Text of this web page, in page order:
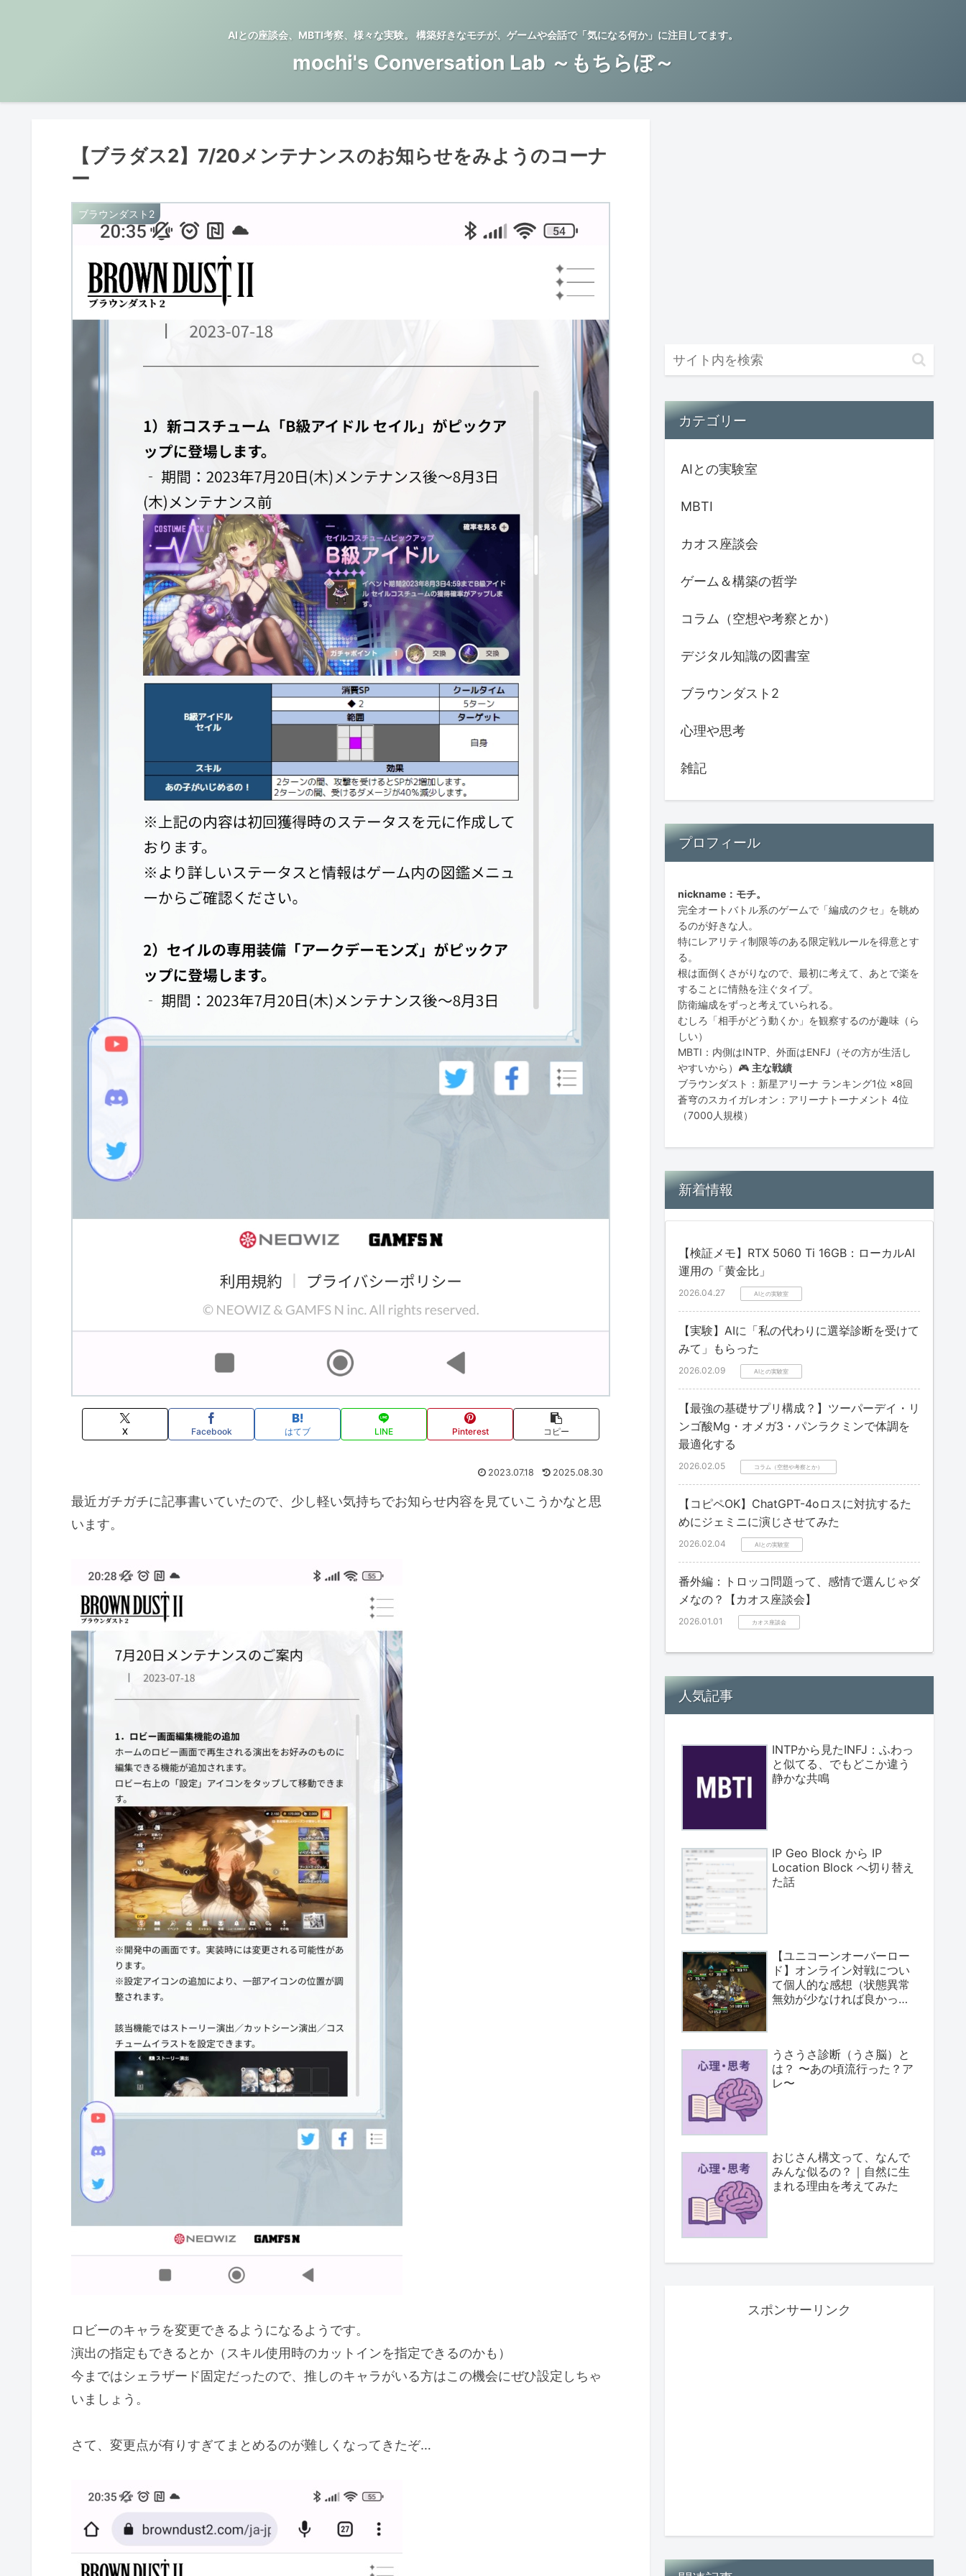
AIとの座談会、MBTI考察、様々な実験。 構築好きなモチが、ゲームや会話で「気になる何か」に注目してます。
mochi's Conversation Lab ～もちらぼ～
【ブラダス2】7/20メンテナンスのお知らせをみようのコーナ
ー
ブラウンダスト2
X Facebook はてブ LINE Pinterest コピー
2023.07.18 2025.08.30
最近ガチガチに記事書いていたので、少し軽い気持ちでお知らせ内容を見ていこうかなと思
います。
ロビーのキャラを変更できるようになるようです。
演出の指定もできるとか（スキル使用時のカットインを指定できるのかも）
今まではシェラザード固定だったので、推しのキャラがいる方はこの機会にぜひ設定しちゃ
いましょう。
さて、変更点が有りすぎてまとめるのが難しくなってきたぞ…
カテゴリー
AIとの実験室
MBTI
カオス座談会
ゲーム＆構築の哲学
コラム（空想や考察とか）
デジタル知識の図書室
ブラウンダスト2
心理や思考
雑記
プロフィール
nickname：モチ。
完全オートバトル系のゲームで「編成のクセ」を眺め
るのが好きな人。
特にレアリティ制限等のある限定戦ルールを得意とす
る。
根は面倒くさがりなので、最初に考えて、あとで楽を
することに情熱を注ぐタイプ。
防衛編成をずっと考えていられる。
むしろ「相手がどう動くか」を観察するのが趣味（ら
しい）
MBTI：内側はINTP、外面はENFJ（その方が生活し
やすいから）🎮 主な戦績
ブラウンダスト：新星アリーナ ランキング1位 ×8回
蒼穹のスカイガレオン：アリーナトーナメント 4位
（7000人規模）
新着情報
【検証メモ】RTX 5060 Ti 16GB：ローカルAI
運用の「黄金比」
2026.04.27 AIとの実験室
【実験】AIに「私の代わりに選挙診断を受けて
みて」もらった
2026.02.09 AIとの実験室
【最強の基礎サプリ構成？】ツーパーデイ・リ
ンゴ酸Mg・オメガ3・パンラクミンで体調を
最適化する
2026.02.05 コラム（空想や考察とか）
【コピペOK】ChatGPT-4oロスに対抗するた
めにジェミニに演じさせてみた
2026.02.04 AIとの実験室
番外編：トロッコ問題って、感情で選んじゃダ
メなの？【カオス座談会】
2026.01.01 カオス座談会
人気記事
INTPから見たINFJ：ふわっ
と似てる、でもどこか違う
静かな共鳴
IP Geo Block から IP
Location Block へ切り替え
た話
【ユニコーンオーバーロー
ド】オンライン対戦につい
て個人的な感想（状態異常
無効が少なければ良かっ
うさうさ診断（うさ脳）と
は？ 〜あの頃流行った？ア
レ〜
おじさん構文って、なんで
みんな似るの？｜自然に生
まれる理由を考えてみた
スポンサーリンク